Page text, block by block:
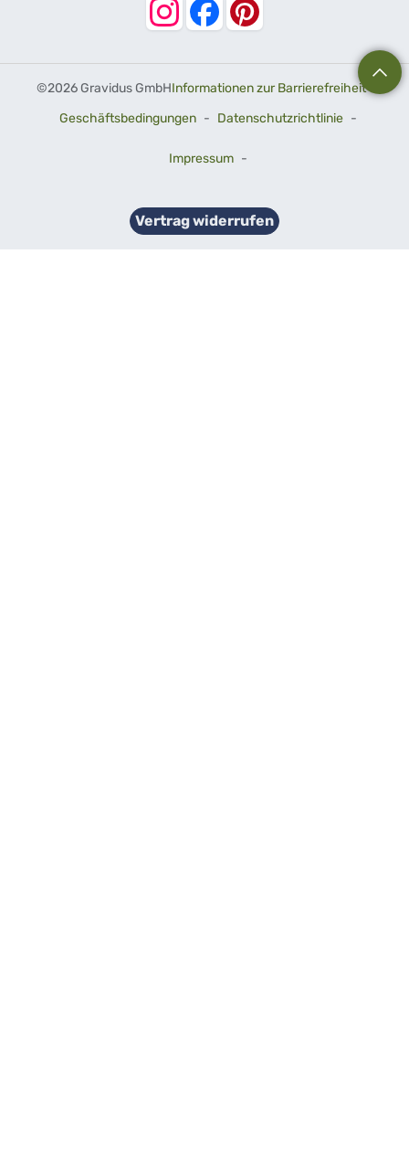
©2026 Gravidus GmbHInformationen zur Barrierefreiheit-
Geschäftsbedingungen - Datenschutzrichtlinie -
Impressum -
Vertrag widerrufen